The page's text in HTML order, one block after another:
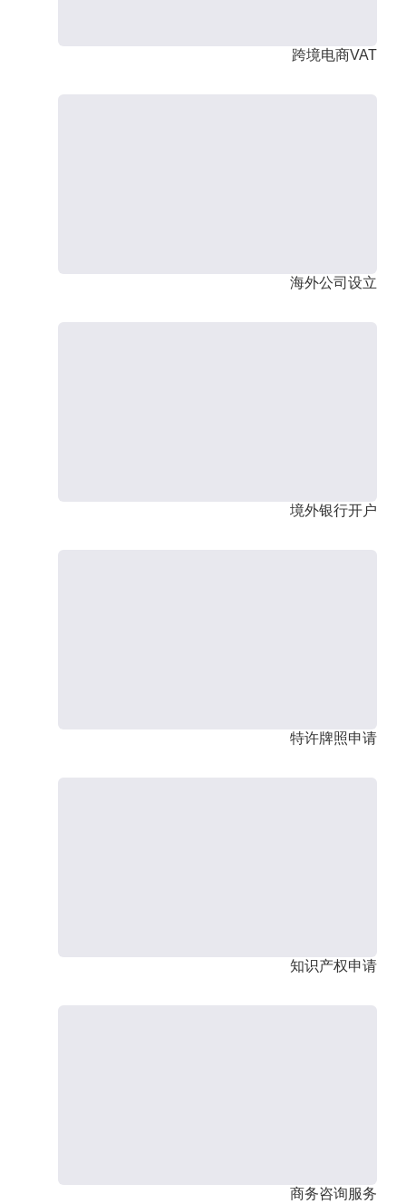
跨境电商VAT
海外公司设立
境外银行开户
特许牌照申请
知识产权申请
商务咨询服务